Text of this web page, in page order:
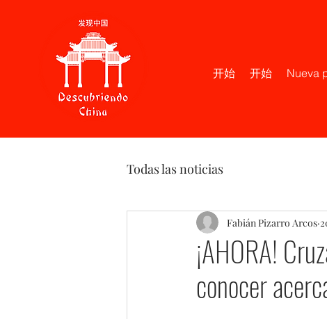
开始 开始 Nueva
Todas las noticias
¡AHORA!
conocer
Fabián Pizarro Arcos